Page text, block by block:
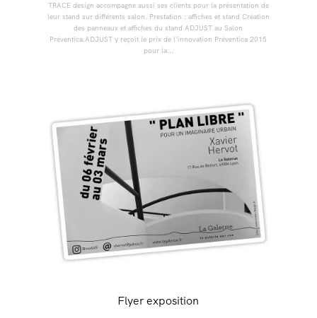
TRACE design accompagne aussi ses clients pour la présentation de
leur stand sur différents salon. Prestation : affiches et stand Création
des panneaux et affiches du stand ADJUST au Salon
Préventica.ADJUST y reçoit le prix de l'innovation Préventica 2015
pour la...
Flyer exposition